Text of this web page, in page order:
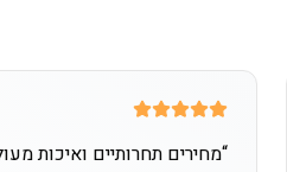
“מחירים תחרותיים ואיכות